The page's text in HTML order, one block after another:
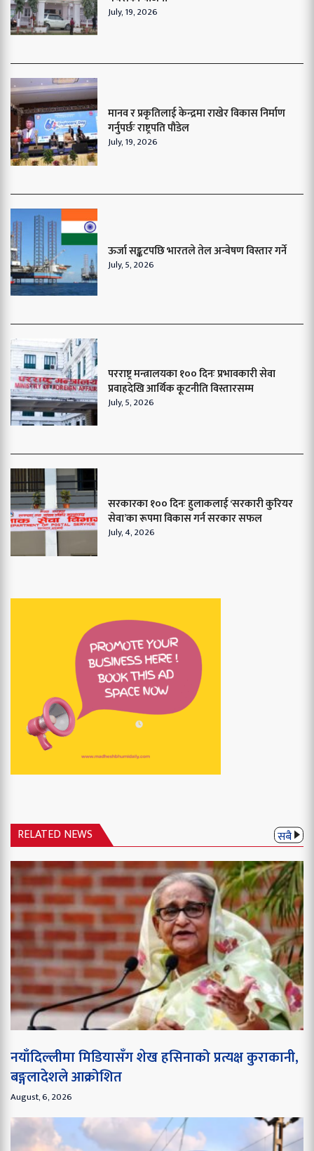
July, 19, 2026
मानव र प्रकृतिलाई केन्द्रमा राखेर विकास निर्माण
गर्नुपर्छः राष्ट्रपति पौडेल
July, 19, 2026
ऊर्जा सङ्कटपछि भारतले तेल अन्वेषण विस्तार गर्ने
July, 5, 2026
परराष्ट्र मन्त्रालयका १०० दिनः प्रभावकारी सेवा
प्रवाहदेखि आर्थिक कूटनीति विस्तारसम्म
July, 5, 2026
सरकारका १०० दिनः हुलाकलाई ‘सरकारी कुरियर
सेवा’का रूपमा विकास गर्न सरकार सफल
July, 4, 2026
RELATED NEWS सबै
नयाँदिल्लीमा मिडियासँग शेख हसिनाको प्रत्यक्ष कुराकानी,
बङ्गलादेशले आक्रोशित
August, 6, 2026